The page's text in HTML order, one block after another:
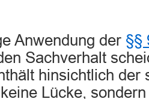
Anwendung der §§
Sachverhalt
hinsichtlich der
Lücke,